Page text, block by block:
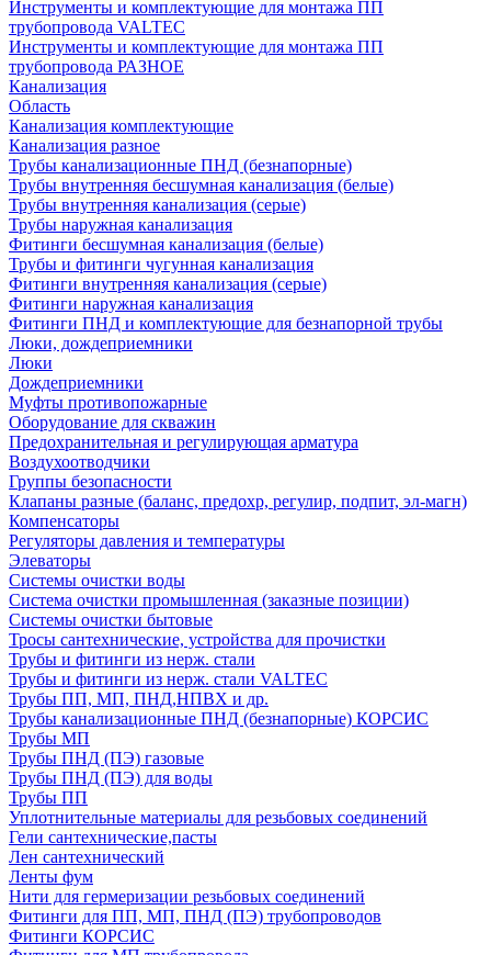
Инструменты и комплектующие для монтажа ПП
трубопровода VALTEC
Инструменты и комплектующие для монтажа ПП
трубопровода РАЗНОЕ
Канализация
Область
Канализация комплектующие
Канализация разное
Трубы канализационные ПНД (безнапорные)
Трубы внутренняя бесшумная канализация (белые)
Трубы внутренняя канализация (серые)
Трубы наружная канализация
Фитинги бесшумная канализация (белые)
Трубы и фитинги чугунная канализация
Фитинги внутренняя канализация (серые)
Фитинги наружная канализация
Фитинги ПНД и комплектующие для безнапорной трубы
Люки, дождеприемники
Люки
Дождеприемники
Муфты противопожарные
Оборудование для скважин
Предохранительная и регулирующая арматура
Воздухоотводчики
Группы безопасности
Клапаны разные (баланс, предохр, регулир, подпит, эл-магн)
Компенсаторы
Регуляторы давления и температуры
Элеваторы
Системы очистки воды
Система очистки промышленная (заказные позиции)
Системы очистки бытовые
Тросы сантехнические, устройства для прочистки
Трубы и фитинги из нерж. стали
Трубы и фитинги из нерж. стали VALTEC
Трубы ПП, МП, ПНД,НПВХ и др.
Трубы канализационные ПНД (безнапорные) КОРСИС
Трубы МП
Трубы ПНД (ПЭ) газовые
Трубы ПНД (ПЭ) для воды
Трубы ПП
Уплотнительные материалы для резьбовых соединений
Гели сантехнические,пасты
Лен сантехнический
Ленты фум
Нити для гермеризации резьбовых соединений
Фитинги для ПП, МП, ПНД (ПЭ) трубопроводов
Фитинги КОРСИС